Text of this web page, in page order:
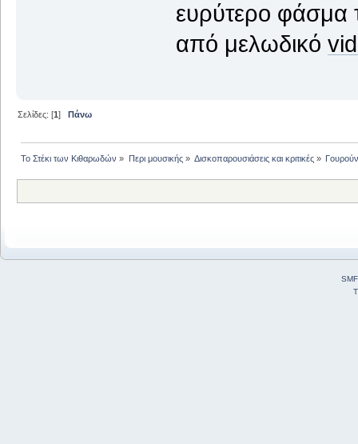
ευρύτερο φάσμα
από μελωδικό
Σελίδες: [1] Πάνω
Το Στέκι των Κιθαρωδών » Περι μουσικής» Δισκοπαρουσιάσεις και κριτικές»